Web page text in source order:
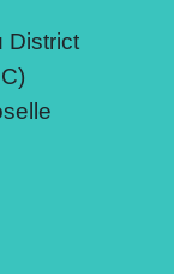
District